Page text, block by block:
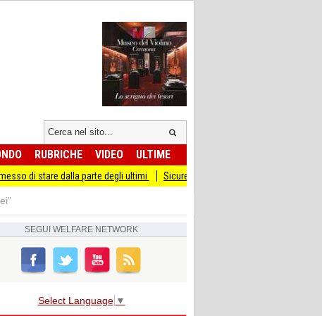
RUBRICHE VIDEO ULTIME
dalla parte degli ultimi Sicurezza I Giovani Democratici ribattono ai
SEGUI WELFARE NETWORK
Select Language ▼